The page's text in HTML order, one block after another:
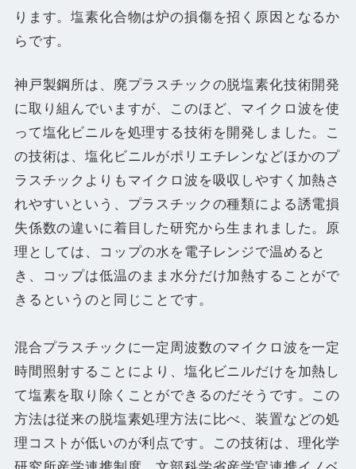
ります。塩素化合物は炉の損傷を招く原因となるか
らです。
神戸製鋼所は、廃プラスチックの脱塩素化技術開発
に取り組んでいますが、このほど、マイクロ波を使
って塩化ビニルを処理する技術を開発しました。こ
の技術は、塩化ビニルがポリエチレンなどほかのプ
ラスチックよりもマイクロ波を吸収しやすく加熱さ
れやすいという、プラスチックの種類による誘電損
失係数の違いに着目した研究から生まれました。原
理としては、コップの水を電子レンジで温めると
き、コップは低温のまま水分だけ加熱することがで
きるというのと同じことです。
混合プラスチックに一定周波数のマイクロ波を一定
時間照射することにより、塩化ビニルだけを加熱し
て塩素を取り除くことができるのだそうです。この
方法は従来の脱塩素処理方法に比べ、装置などの処
理コストが低いのが利点です。この技術は、理化学